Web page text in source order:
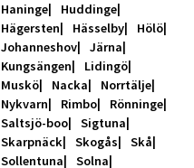
Haninge
Huddinge
Hägersten
Hässelby
Hölö
Johanneshov
Järna
Kungsängen
Lidingö
Muskö
Nacka
Norrtälje
Nykvarn
Rimbo
Rönninge
Saltsjö-boo
Sigtuna
Skarpnäck
Skogås
Skå
Sollentuna
Solna